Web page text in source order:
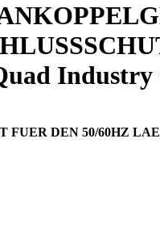
FUER DEN 50/60HZ